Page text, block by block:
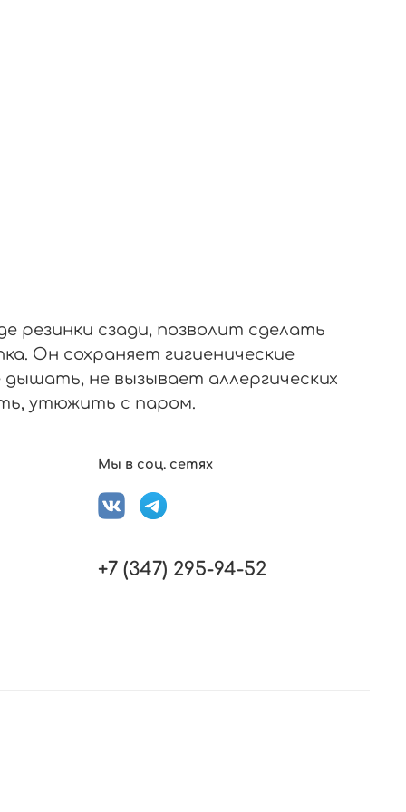
резинки сзади, позволит сделать
Он сохраняет гигиенические
не вызывает аллергических
утюжить с паром.
Мы в соц. сетях
+7 (347) 295-94-52